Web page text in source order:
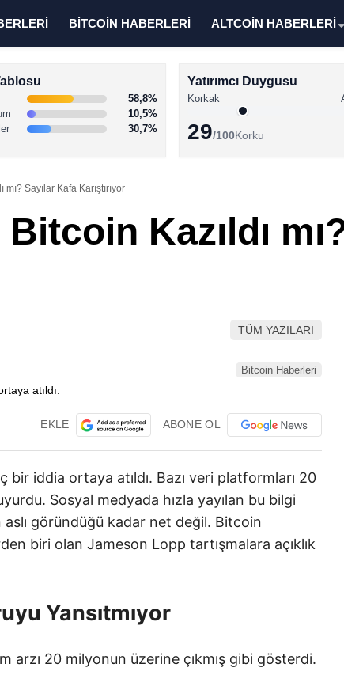
BİTCOİN HABERLERİ ALTCOİN HABERLERİ
58,8%
10,5%
30,7%
Yatırımcı Duygusu
Korkak
29/100Korku
Sayılar Kafa Karıştırıyor
Kazıldı
TÜM YAZILARI
Bitcoin Haberleri
EKLE ABONE OL
iddia ortaya atıldı. Bazı veri platformları 20
Sosyal medyada hızla yayılan bu bilgi
göründüğü kadar net değil. Bitcoin
biri olan Jameson Lopp tartışmalara açıklık
Yansıtmıyor
arzı 20 milyonun üzerine çıkmış gibi gösterdi.